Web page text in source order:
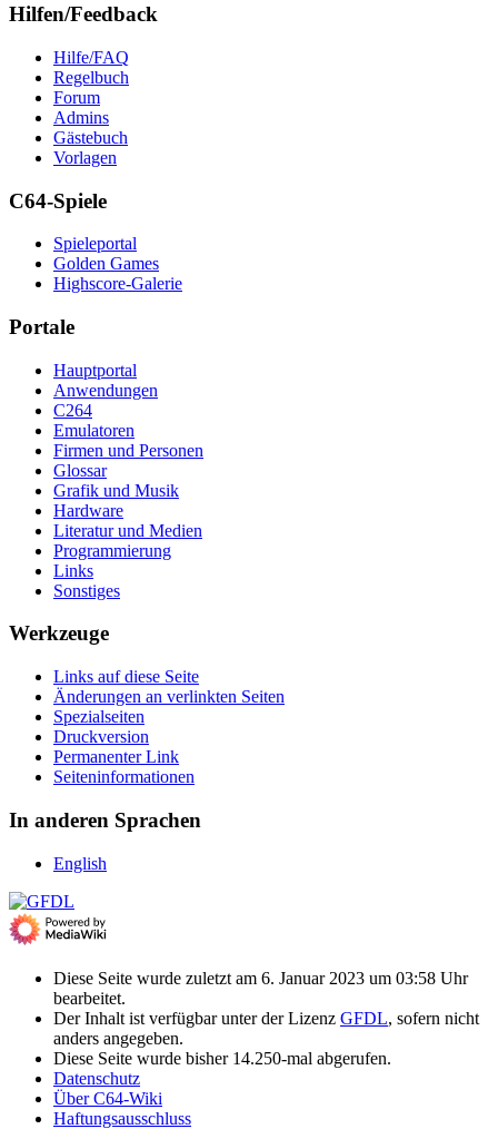
Hilfen/Feedback
Hilfe/FAQ
Regelbuch
Forum
Admins
Gästebuch
Vorlagen
C64-Spiele
Spieleportal
Golden Games
Highscore-Galerie
Portale
Hauptportal
Anwendungen
C264
Emulatoren
Firmen und Personen
Glossar
Grafik und Musik
Hardware
Literatur und Medien
Programmierung
Links
Sonstiges
Werkzeuge
Links auf diese Seite
Änderungen an verlinkten Seiten
Spezialseiten
Druckversion
Permanenter Link
Seiten­­informationen
In anderen Sprachen
English
Diese Seite wurde zuletzt am 6. Januar 2023 um 03:58 Uhr
bearbeitet.
Der Inhalt ist verfügbar unter der Lizenz GFDL, sofern nicht
anders angegeben.
Diese Seite wurde bisher 14.250-mal abgerufen.
Datenschutz
Über C64-Wiki
Haftungsausschluss